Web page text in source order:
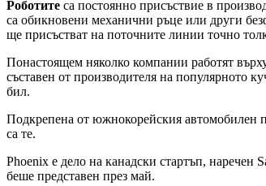
Роботите са постоянно присъствие в
са обикновени механични ръце или други
ще присъстват на поточните линии точно
Понастоящем няколко компании работят
съставен от производителя на популярното
бил.
Подкрепена от южнокорейския автомобилен
са те.
Phoenix е дело на канадски стартъп, наречен
беше представен през май.